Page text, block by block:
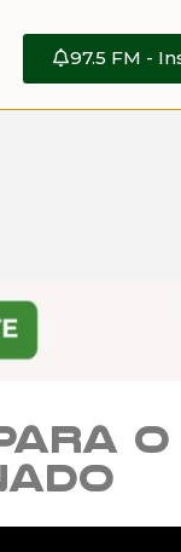
97.5 FM -
o